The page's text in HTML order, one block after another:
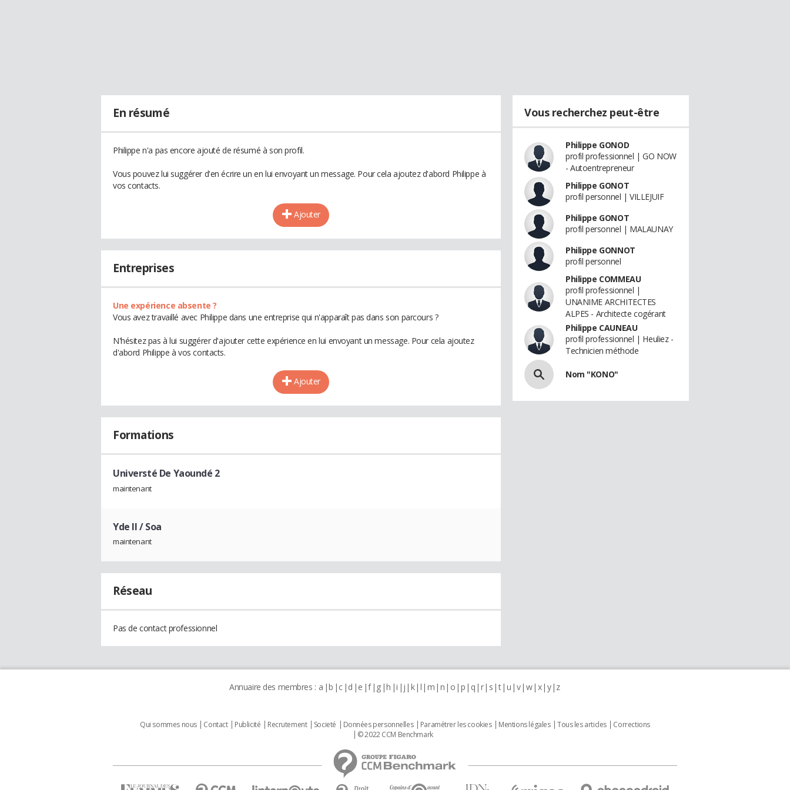
En résumé
Philippe n'a pas encore ajouté de résumé à son profil.
Vous pouvez lui suggérer d'en écrire un en lui envoyant un message. Pour cela ajoutez d'abord Philippe à
vos contacts.
Ajouter
Entreprises
Une expérience absente ?
Vous avez travaillé avec Philippe dans une entreprise qui n'apparaît pas dans son parcours ?
N'hésitez pas à lui suggérer d'ajouter cette expérience en lui envoyant un message. Pour cela ajoutez
d'abord Philippe à vos contacts.
Ajouter
Formations
Universté De Yaoundé 2
maintenant
Yde II / Soa
maintenant
Réseau
Pas de contact professionnel
Vous recherchez peut-être
Philippe GONOD
profil professionnel | GO NOW
- Autoentrepreneur
Philippe GONOT
profil personnel | VILLEJUIF
Philippe GONOT
profil personnel | MALAUNAY
Philippe GONNOT
profil personnel
Philippe COMMEAU
profil professionnel |
UNANIME ARCHITECTES
ALPES - Architecte cogérant
Philippe CAUNEAU
profil professionnel | Heuliez -
Technicien méthode
Nom "KONO"
Annuaire des membres : a b c d e f g h i j k l m n o p q r s t u v w x y z
Qui sommes nous Contact Publicité Recrutement Societé Données personnelles Paramétrer les cookies Mentions légales Tous les articles
Corrections
© 2022 CCM Benchmark